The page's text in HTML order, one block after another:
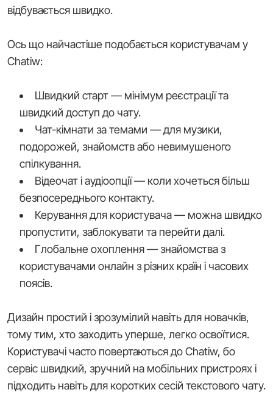
відбувається швидко.
Ось що найчастіше подобається користувачам у
Chatiw:
Швидкий старт — мінімум реєстрації та
швидкий доступ до чату.
Чат-кімнати за темами — для музики,
подорожей, знайомств або невимушеного
спілкування.
Відеочат і аудіоопції — коли хочеться більш
безпосереднього контакту.
Керування для користувача — можна швидко
пропустити, заблокувати та перейти далі.
Глобальне охоплення — знайомства з
користувачами онлайн з різних країн і часових
поясів.
Дизайн простий і зрозумілий навіть для новачків,
тому тим, хто заходить уперше, легко освоїтися.
Користувачі часто повертаються до Chatiw, бо
сервіс швидкий, зручний на мобільних пристроях і
підходить навіть для коротких сесій текстового чату.